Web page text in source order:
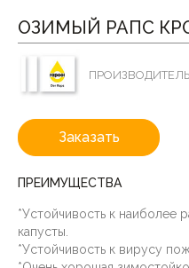
ОЗИМЫЙ РАПС
Заказать
ПРЕИМУЩЕСТВА
*Устойчивость к наиболее
капусты.
*Устойчивость к вирусу